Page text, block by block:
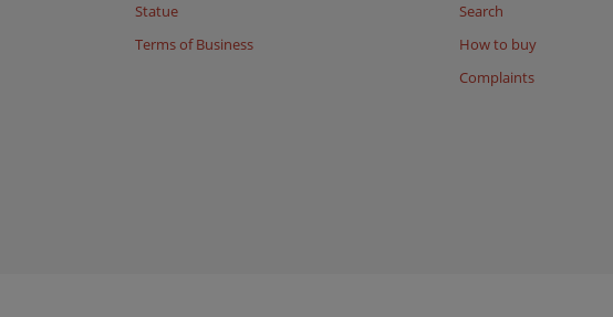
Statue
Terms of Business
Search
How to buy
Complaints